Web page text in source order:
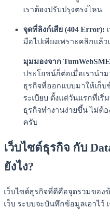
เราต้องปรับปรุงตรงไหน
จุดที่ลิงก์เสีย (404 Error):
มือไปเพียงเพราะคลิกแล้ว
มุมมองจาก
ประโยชน์ก็ต่อเมื่อเรานำ
ธุรกิจที่ออกแบบมาให้เก็บ
ระเบียบ ตั้งแต่วันแรกที่เริ่
ธุรกิจทำงานง่ายขึ้น ไม่ต้อ
ครับ
เว็บไซต์ธุรกิจ กับ
ยังไง?
เว็บไซต์ธุรกิจที่ดีคือจุดรวมขอ
เว็บ ระบบจะบันทึกข้อมูลเอาไว้